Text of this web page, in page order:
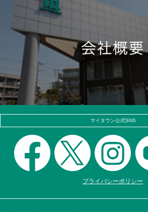
マイタウン公式SNS
プライバシーポリシー